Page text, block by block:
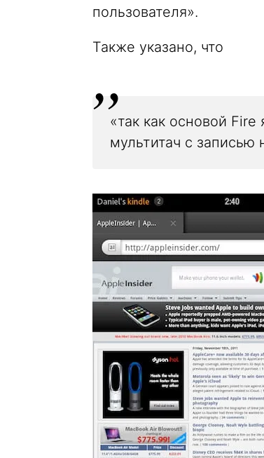
пользователя».
Также указано, что
«так как основой
мультитач с записью